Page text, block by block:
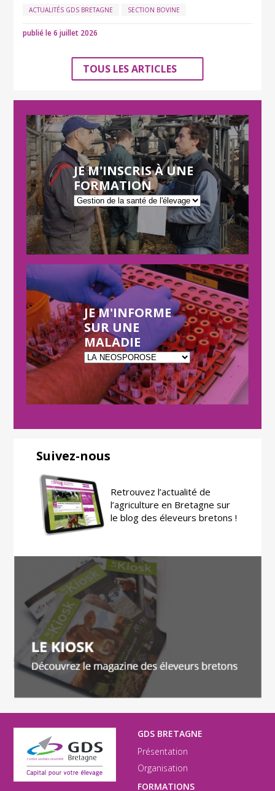
TOUS LES ARTICLES
ACTUALITÉS GDS BRETAGNE SECTION BOVINE
publié le 6 juillet 2026
JE M'INSCRIS À UNE
FORMATION
JE M'INFORME
SUR UNE
MALADIE
Suivez-nous
Retrouvez l’actualité de
l’agriculture en Bretagne sur
le blog des éleveurs bretons !
GDS BRETAGNE
Présentation
Organisation
FORMATIONS